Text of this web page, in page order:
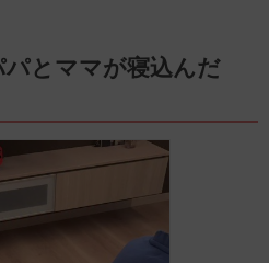
とママが寝込んだ